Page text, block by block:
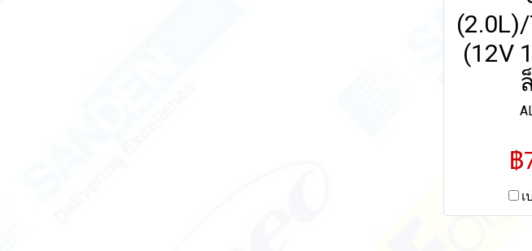
(2.0L)/
(12V
฿
เ